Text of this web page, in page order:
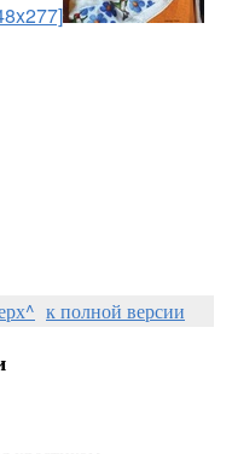
к полной версии